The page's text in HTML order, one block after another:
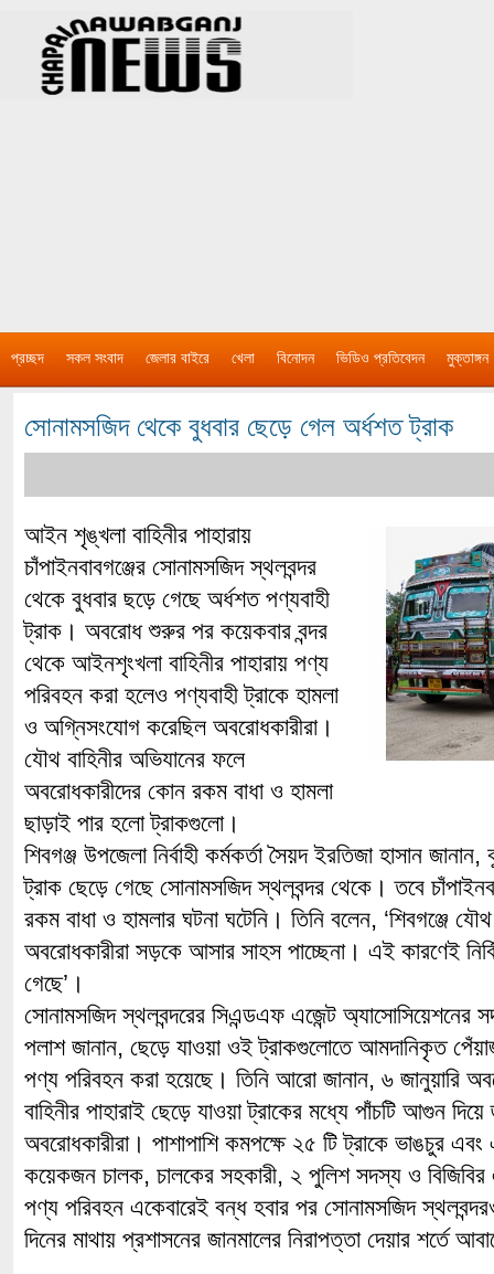
প্রচ্ছদ সকল সংবাদ জেলার বাইরে খেলা বিনোদন ভিডিও প্রতিবেদন মুক্তাঙ্গন
সোনামসজিদ থেকে বুধবার ছেড়ে গেল অর্ধশত ট্রাক
আইন শৃঙ্খলা বাহিনীর পাহারায়
চাঁপাইনবাবগঞ্জের সোনামসজিদ স্থলবন্দর
থেকে বুধবার ছড়ে গেছে অর্ধশত পণ্যবাহী
ট্রাক। অবরোধ শুরুর পর কয়েকবার বন্দর
থেকে আইনশৃংখলা বাহিনীর পাহারায় পণ্য
পরিবহন করা হলেও পণ্যবাহী ট্রাকে হামলা
ও অগ্নিসংযোগ করেছিল অবরোধকারীরা।
যৌথ বাহিনীর অভিযানের ফলে
অবরোধকারীদের কোন রকম বাধা ও হামলা
ছাড়াই পার হলো ট্রাকগুলো।
শিবগঞ্জ উপজেলা নির্বাহী কর্মকর্তা সৈয়দ ইরতিজা হাসান
ট্রাক ছেড়ে গেছে সোনামসজিদ স্থলবন্দর থেকে। তবে
রকম বাধা ও হামলার ঘটনা ঘটেনি। তিনি বলেন, ‘শিবগঞ্জে
অবরোধকারীরা সড়কে আসার সাহস পাচ্ছেনা। এই কারণেই
গেছে’।
সোনামসজিদ স্থলবন্দরের সিএন্ডএফ এজেন্ট
পলাশ জানান, ছেড়ে যাওয়া ওই ট্রাকগুলোতে আমদানিকৃত
পণ্য পরিবহন করা হয়েছে। তিনি আরো জানান, ৬ জানুয়ারি
বাহিনীর পাহারাই ছেড়ে যাওয়া ট্রাকের মধ্যে পাঁচটি আগুন দিয়ে
অবরোধকারীরা। পাশাপাশি কমপক্ষে ২৫ টি ট্রাকে ভাঙচুর এবং
কয়েকজন চালক, চালকের সহকারী, ২ পুলিশ সদস্য ও
পণ্য পরিবহন একেবারেই বন্ধ হবার পর সোনামসজিদ
দিনের মাথায় প্রশাসনের জানমালের নিরাপত্তা দেয়ার শর্তে